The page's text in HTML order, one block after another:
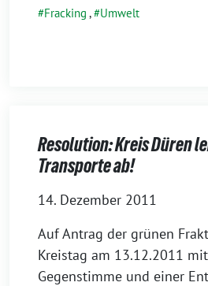
Fracking , Umwelt
Resolution: Kreis Düren
Transporte ab!
14. Dezember 2011
Auf Antrag der grünen
Kreistag am 13.12.2011
Gegenstimme und einer